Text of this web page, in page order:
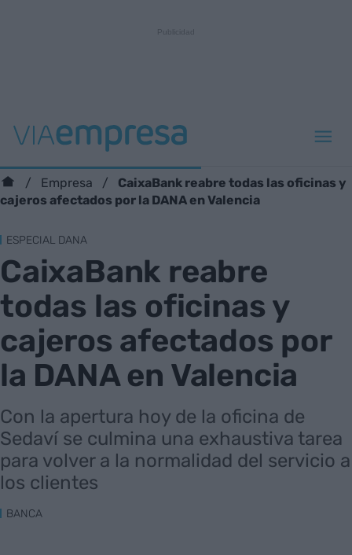
Empresa
CaixaBank reabre todas las oficinas y
cajeros afectados por la DANA en Valencia
ESPECIAL DANA
CaixaBank reabre
todas las oficinas y
cajeros afectados por
la DANA en Valencia
Con la apertura hoy de la oficina de
Sedaví se culmina una exhaustiva tarea
para volver a la normalidad del servicio a
los clientes
BANCA